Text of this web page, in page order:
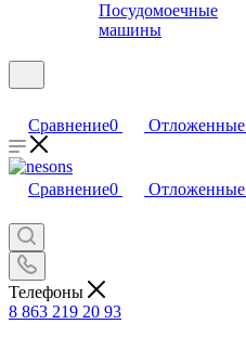
Посудомоечные
машины
Сравнение0 Отложенные
Сравнение0 Отложенные
Телефоны
8 863 219 20 93